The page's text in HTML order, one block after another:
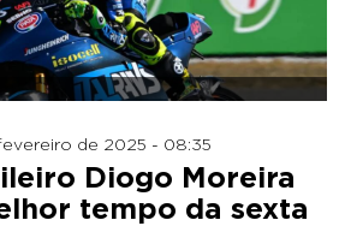
de 2025 - 08:35
Diogo Moreira
tempo da sexta